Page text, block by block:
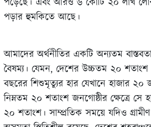
পড়ার হুমকিতে আছে।
আমাদের অর্থনীতির একটি অন্যতম
বৈষম্য। যেমন, দেশের উচ্চতম ২০ শতাংশ
বছরের শিশুমৃত্যুর হার যেখানে হাজার ২০
নিম্নতম ২০ শতাংশ জনগোষ্ঠীর ক্ষেত্রে সে
২০ শতাংশ। সাম্প্রতিক সময়ে যদিও